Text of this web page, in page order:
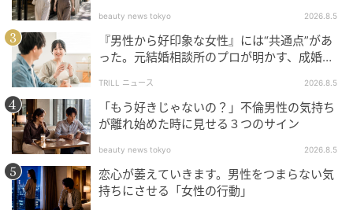
せん。
beauty news tokyo 2026.8.5
『男性から好印象な女性』には“共通点”があ
った。元結婚相談所のプロが明かす、成婚し
TRILL ニュース 2026.8.5
「もう好きじゃないの？」不倫男性の気持ち
が離れ始めた時に見せる３つのサイン
beauty news tokyo 2026.8.5
恋心が萎えていきます。男性をつまらない気
持ちにさせる「女性の行動」